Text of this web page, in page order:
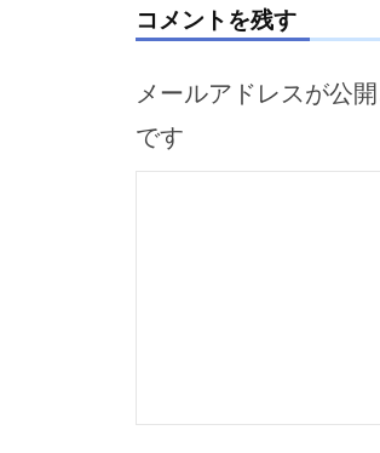
ー
ョ
ン
コメントを残す
メールアドレスが公
です